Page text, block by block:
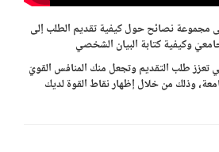
مجموعة نصائح حول كيفية تقديم الطلب إلى
وكيفية كتابة البيان الشخصي
تعزز طلب التقديم وتجعل منك المنافس القويّ
وذلك من خلال إظهار نقاط القوة لديك